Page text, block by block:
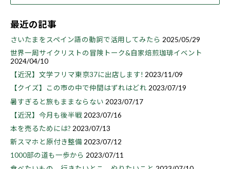
最近の記事
さいたまをスペイン語の動詞で活用してみたら 2025/05/29
世界一周サイクリストの冒険トーク&自家焙煎珈琲イベント
2024/04/10
【近況】文学フリマ東京37に出店します! 2023/11/09
【クイズ】この市の中で仲間はずれはどれ 2023/07/19
暑すぎると旅もままならない 2023/07/17
【近況】今月も後半戦 2023/07/16
本を売るためには? 2023/07/13
新スマホと原付き整備 2023/07/12
1000部の道も一歩から 2023/07/11